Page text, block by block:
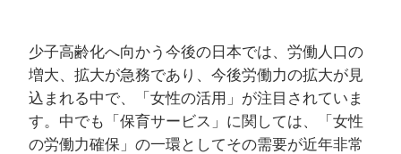
少子高齢化へ向かう今後の日本では、労働人口の
増大、拡大が急務であり、今後労働力の拡大が見
込まれる中で、「女性の活用」が注目されていま
す。中でも「保育サービス」に関しては、「女性
の労働力確保」の一環としてその需要が近年非常